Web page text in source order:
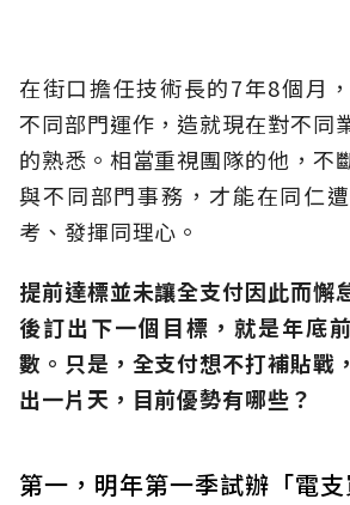
在街口擔任技術長的7年8個月
不同部門運作，造就現在對不同
的熟悉。相當重視團隊的他，不
與不同部門事務，才能在同仁
考、發揮同理心。
提前達標並未讓全支付因此而懈
後訂出下一個目標，就是年底
數。只是，全支付想不打補貼戰
出一片天，目前優勢有哪些？
第一，明年第一季試辦「電支